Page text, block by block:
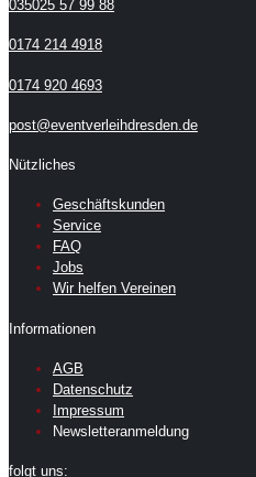
035025 57 99 88
0174 214 4918
0174 920 4693
post@eventverleihdresden.de
Nützliches
Geschäftskunden
Service
FAQ
Jobs
Wir helfen Vereinen
Informationen
AGB
Datenschutz
Impressum
Newsletteranmeldung
folgt uns: